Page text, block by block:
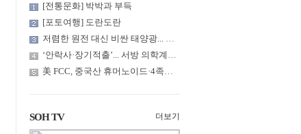
[전통문화] 박박과 부득
[포토여행] 도란도란
저렴한 원전 대신 비싼 태양광... 요금 부담은 누가?
‘안락사·장기적출’... 서방 의학계까지 침투한 ‘공리주의적 생명윤....
美 FCC, 중국산 휴머노이드·4족보행 로봇·전력 인버터 신규 수입 .....
SOH TV 더보기